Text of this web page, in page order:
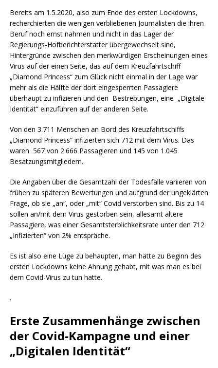
Bereits am 1.5.2020, also zum Ende des ersten Lockdowns,
recherchierten die wenigen verbliebenen Journalisten die ihren
Beruf noch ernst nahmen und nicht in das Lager der
Regierungs-Hofberichterstatter übergewechselt sind,
Hintergründe zwischen den merkwürdigen Erscheinungen eines
Virus auf der einen Seite, das auf dem Kreuzfahrtschiff
„Diamond Princess“ zum Glück nicht einmal in der Lage war
mehr als die Hälfte der dort eingesperrten Passagiere
überhaupt zu infizieren und den Bestrebungen, eine „Digitale
Identität“ einzuführen auf der anderen Seite.
Von den 3.711 Menschen an Bord des Kreuzfahrtschiffs
„Diamond Princess“ infizierten sich 712 mit dem Virus. Das
waren 567 von 2.666 Passagieren und 145 von 1.045
Besatzungsmitgliedern.
Die Angaben über die Gesamtzahl der Todesfälle variieren von
frühen zu späteren Bewertungen und aufgrund der ungeklärten
Frage, ob sie „an“, oder „mit“ Covid verstorben sind. Bis zu 14
sollen an/mit dem Virus gestorben sein, allesamt ältere
Passagiere, was einer Gesamtsterblichkeitsrate unter den 712
„Infizierten“ von 2% entspräche.
Es ist also eine Lüge zu behaupten, man hätte zu Beginn des
ersten Lockdowns keine Ahnung gehabt, mit was man es bei
dem Covid-Virus zu tun hatte.
.
Erste Zusammenhänge zwischen
der Covid-Kampagne und einer
„Digitalen Identität“